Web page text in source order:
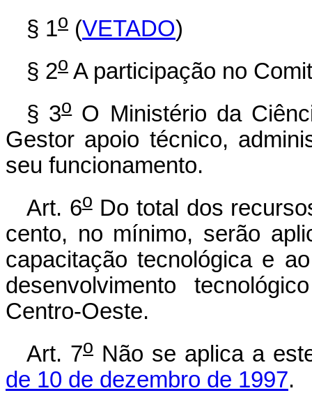
§ 1o (VETADO)
§ 2o A participação no
§ 3oO Ministério da
Gestor apoio técnico,
seu funcionamento.
Art. 6oDo total dos
cento, no mínimo, serão
capacitação tecnológica e
desenvolvimento
Centro-Oeste.
Art. 7o Não se aplica a
de 10 de dezembro de 1997.